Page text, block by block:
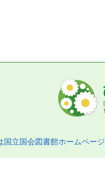
国立国会図書館ホームページ